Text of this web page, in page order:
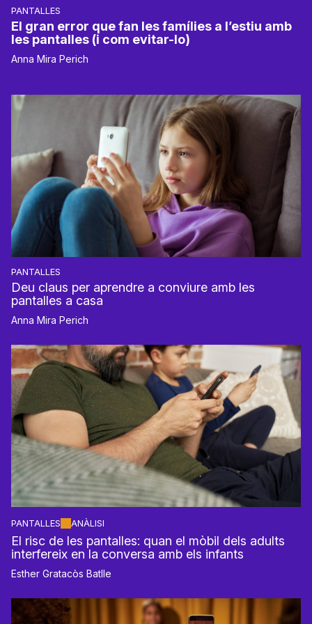
PANTALLES
El gran error que fan les famílies a l’estiu amb
les pantalles (i com evitar-lo)
Anna Mira Perich
PANTALLES
Deu claus per aprendre a conviure amb les
pantalles a casa
Anna Mira Perich
PANTALLES ANÀLISI
El risc de les pantalles: quan el mòbil dels adults
interfereix en la conversa amb els infants
Esther Gratacòs Batlle